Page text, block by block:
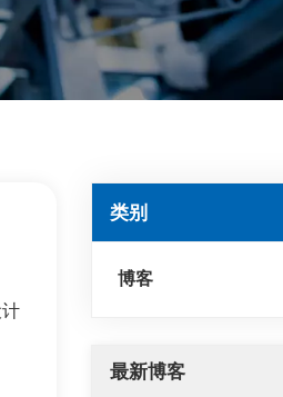
类别
博客
最新博客